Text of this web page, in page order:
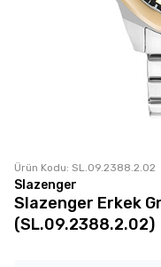
Ürün Kodu: SL.09.2388.2.02
Slazenger
Slazenger Erkek
(SL.09.2388.2.02)